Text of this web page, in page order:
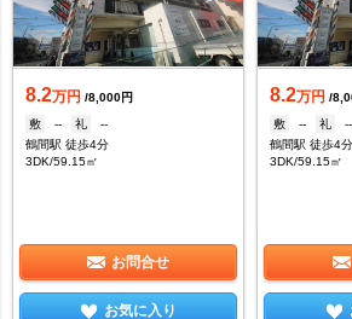
8.2万円 /8,000円
敷
-- 礼
--
鶴間駅 徒歩4分
3DK/59.15㎡
お問合せ
お気に入り
8.2万円 /
敷
-- 礼
--
鶴間駅 徒歩4分
3DK/59.15㎡